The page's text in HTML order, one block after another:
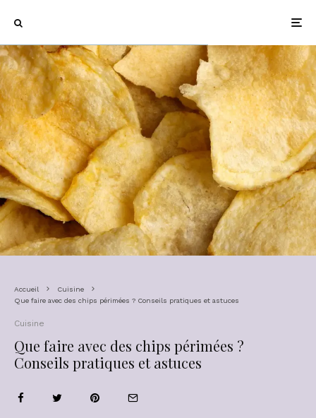
Accueil
Cuisine
Que faire avec des chips périmées ? Conseils pratiques et astuces
Cuisine
Que faire avec des chips périmées ?
Conseils pratiques et astuces